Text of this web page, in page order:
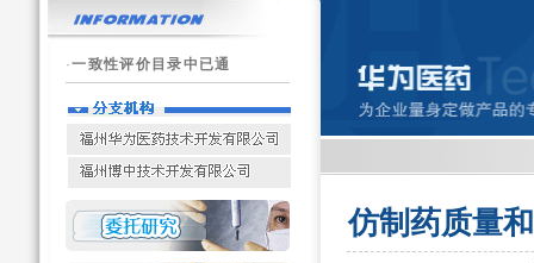
·一致性评价目录中已通
仿制药质量